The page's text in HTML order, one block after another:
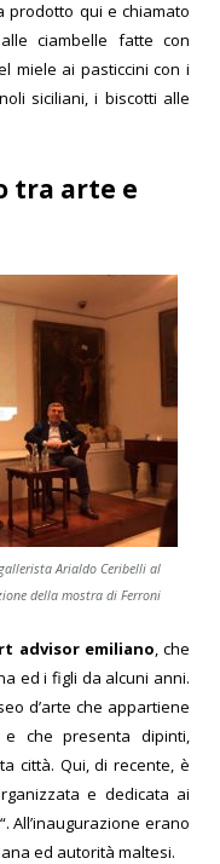
prodotto qui e chiamato
ciambelle fatte con
miele ai pasticcini con i
siciliani, i biscotti alle
tra arte e
Arialdo Ceribelli al
della mostra di Ferroni
advisor emiliano, che
ed i figli da alcuni anni.
d’arte che appartiene
e che presenta dipinti,
città. Qui, di recente, è
e dedicata ai
“. All’inaugurazione erano
ed autorità maltesi.